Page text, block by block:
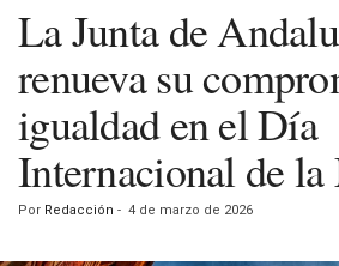
La Junta de
renueva su
igualdad en el Día
Internacional de
Por Redacción - 4 de marzo de 2026